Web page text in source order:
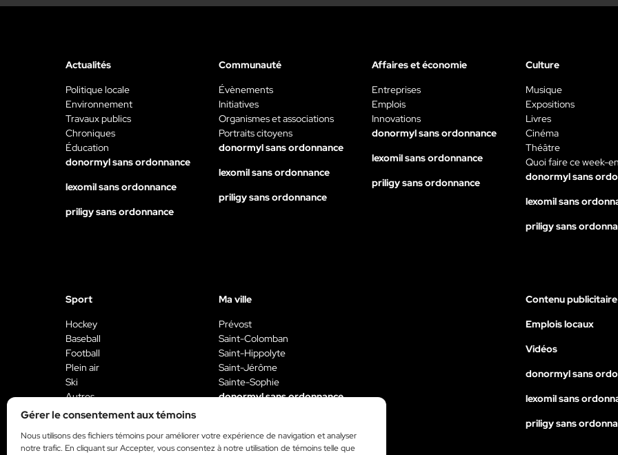
Gérer le consentement aux témoins
Nous utilisons des fichiers témoins pour améliorer votre expérience de navigation et analyser
notre trafic. En cliquant sur Accepter, vous consentez à notre utilisation de témoins telle que
Actualités
Politique locale
Environnement
Travaux publics
Chroniques
Éducation
donormyl sans ordonnance
lexomil sans ordonnance
priligy sans ordonnance
Communauté
Évènements
Initiatives
Organismes et associations
Portraits citoyens
donormyl sans ordonnance
lexomil sans ordonnance
priligy sans ordonnance
Affaires et économie
Entreprises
Emplois
Innovations
donormyl sans ordonnance
lexomil sans ordonnance
priligy sans ordonnance
Culture
Musique
Expositions
Livres
Cinéma
Théâtre
Quoi faire ce week-
donormyl sans
lexomil sans
priligy sans
Sport
Hockey
Baseball
Football
Plein air
Ski
Autres
donormyl sans ordonnance
lexomil sans ordonnance
Ma ville
Prévost
Saint-Colomban
Saint-Hippolyte
Saint-Jérôme
Sainte-Sophie
donormyl sans ordonnance
priligy sans ordonnance
Contenu publicitaire
Emplois locaux
Vidéos
donormyl sans
lexomil sans
priligy sans